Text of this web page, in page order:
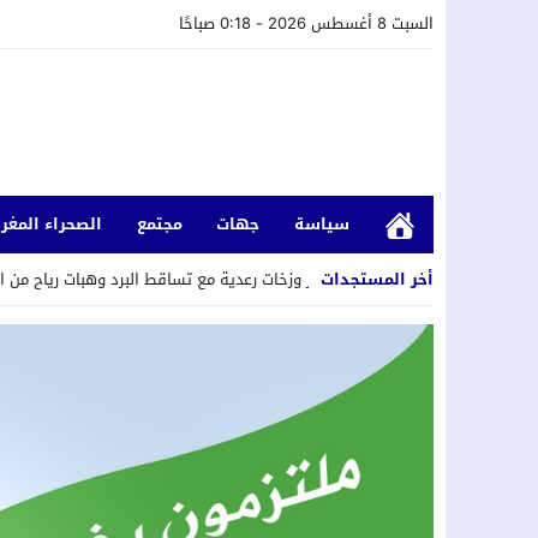
السبت 8 أغسطس 2026 - 0:18 صباحًا
سياسة جهات مجتمع
الصحراء
أخر المستجدات
موجة حر وزخات رعدية مع تساقط البرد وهبات رياح من الجمعة إلى الأحد بعدد